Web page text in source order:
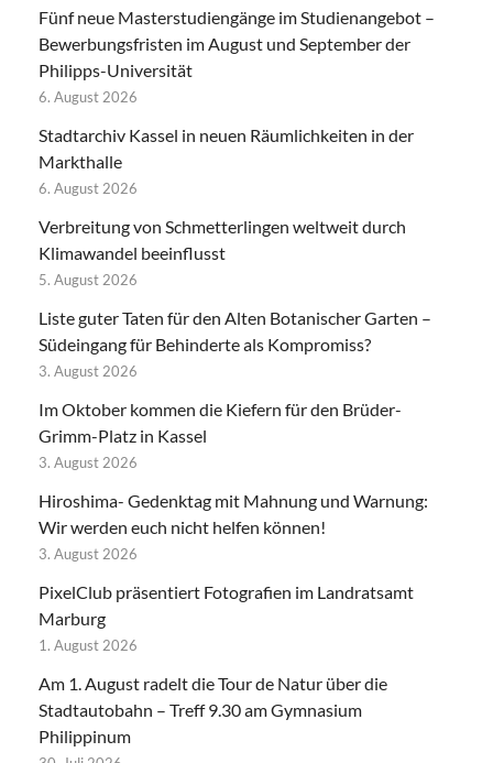
Fünf neue Masterstudiengänge im Studienangebot –
Bewerbungsfristen im August und September der
Philipps-Universität
6. August 2026
Stadtarchiv Kassel in neuen Räumlichkeiten in der
Markthalle
6. August 2026
Verbreitung von Schmetterlingen weltweit durch
Klimawandel beeinflusst
5. August 2026
Liste guter Taten für den Alten Botanischer Garten –
Südeingang für Behinderte als Kompromiss?
3. August 2026
Im Oktober kommen die Kiefern für den Brüder-
Grimm-Platz in Kassel
3. August 2026
Hiroshima- Gedenktag mit Mahnung und Warnung:
Wir werden euch nicht helfen können!
3. August 2026
PixelClub präsentiert Fotografien im Landratsamt
Marburg
1. August 2026
Am 1. August radelt die Tour de Natur über die
Stadtautobahn – Treff 9.30 am Gymnasium
Philippinum